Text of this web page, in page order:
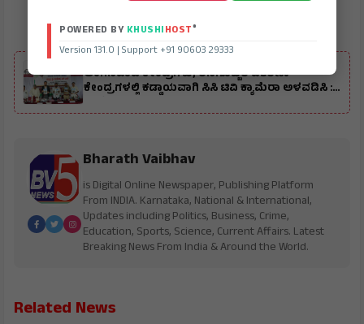
ALSO READ
ಅಂಗನವಾಡಿ ಕೇಂದ್ರಗಳು, ರಸಗೊಬ್ಬರ ವಿತರಣಾ
ಕೇಂದ್ರಗಳಲ್ಲಿ ಕಡ್ಡಾಯವಾಗಿ ಸಿಸಿ ಟಿವಿ ಕ್ಯಾಮೆರಾ ಅಳವಡಿಸಿ :
Bharath Vaibhav
is Digital Online Newspaper, Publishing Platform
From INDIA. Karnataka, National & International,
Updates including Politics, Business, Crime,
Education, Sports, Science, Current Affairs. Latest
Breaking News From India & Around the World.
Related News
POWERED BY KHUSHIHOST®
Version 131.0 | Support +91 90603 29333